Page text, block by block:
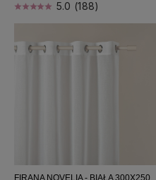
Cena: (wybierz)
Sortuj wg: Nazwa produktu A-Z
5.0 (188)
FIRANA NOVELIA - BIAŁA 300X250